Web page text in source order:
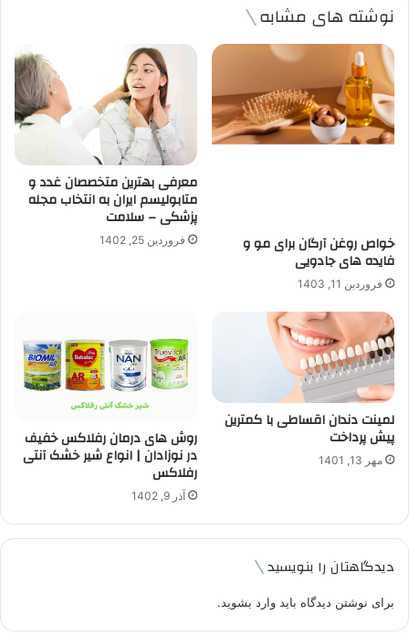
نوشته های مشابه
خواص روغن آرگان برای مو و
فایده های جادویی
فروردین 11, 1403
معرفی بهترین متخصصان غدد و
متابولیسم ایران به انتخاب مجله
پزشکی – سلامت
فروردین 25, 1402
لمینت دندان اقساطی با کمترین
پیش پرداخت
مهر 13, 1401
روش های درمان رفلاکس خفیف
در نوزادان | انواع شیر خشک آنتی
رفلاکس
آذر 9, 1402
دیدگاهتان را بنویسید
برای نوشتن دیدگاه باید وارد بشوید.